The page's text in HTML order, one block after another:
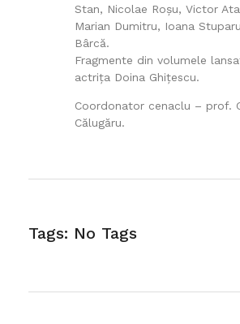
Stan, Nicolae Roșu, Victor
Marian Dumitru, Ioana
Bârcă.
Fragmente din volumele
actrița Doina Ghițescu.
Coordonator cenaclu – prof.
Călugăru.
Tags: No Tags